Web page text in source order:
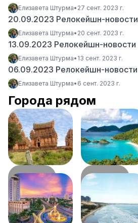
Елизавета Штурма• 27 сент. 2023 г.
20.09.2023 Релокейшн-новости
Елизавета Штурма• 20 сент. 2023 г.
13.09.2023 Релокейшн-новости
Елизавета Штурма• 13 сент. 2023 г.
06.09.2023 Релокейшн-новости
Елизавета Штурма• 6 сент. 2023 г.
Города рядом
Фанранг
72км
Камрань
84